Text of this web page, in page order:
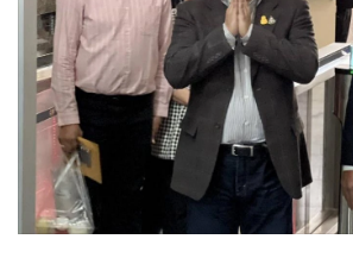
การเมือง
ท่องเที่ยว
กีฬา
ต่างประเทศ
Special Scoop
เศรษฐกิจ-ธุรกิจ
• จีน